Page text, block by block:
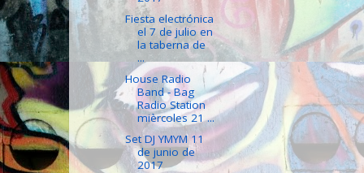
Fiesta electrónica
el 7 de julio en
la taberna de
...
House Radio
Band - Bag
Radio Station
mièrcoles 21 ...
Set DJ YMYM 11
de junio de
2017